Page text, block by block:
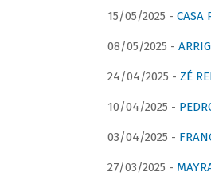
15/05/2025 -
08/05/2025 -
24/04/2025 - ZÉ
10/04/2025 -
03/04/2025 -
27/03/2025 -